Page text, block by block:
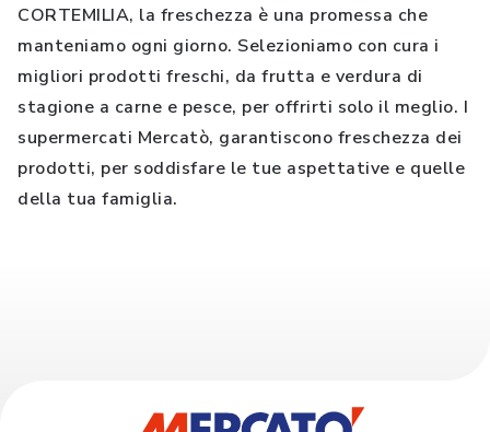
CORTEMILIA, la freschezza è una promessa che
manteniamo ogni giorno. Selezioniamo con cura i
migliori prodotti freschi, da frutta e verdura di
stagione a carne e pesce, per offrirti solo il meglio. I
supermercati Mercatò, garantiscono freschezza dei
prodotti, per soddisfare le tue aspettative e quelle
della tua famiglia.